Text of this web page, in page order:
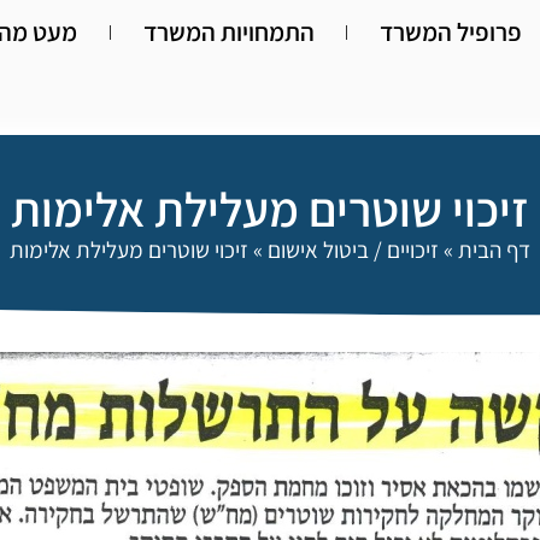
פרופיל המשרד התמחויות המשרד מעט
זיכוי שוטרים מעלילת אלימות
דף הבית » זיכויים / ביטול אישום » זיכוי שוטרים מעלילת אלימות